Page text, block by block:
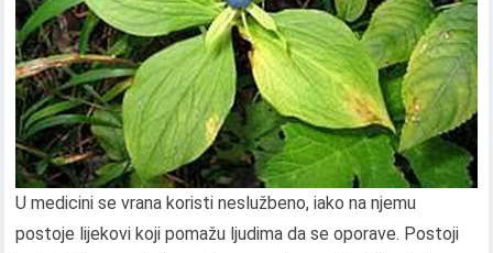
U medicini se vrana koristi neslužbeno, iako na njemu
postoje lijekovi koji pomažu ljudima da se oporave. Postoji